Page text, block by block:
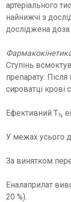
артеріального
найнижчі з
досліджена доза
Ступінь
препарату.
сироватці крові
Ефективний Т½
У межах усього
За винятком
Еналаприлат
20 %).